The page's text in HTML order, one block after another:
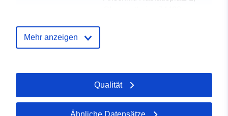
Verzeichnis der
Zu data.europa.eu hinzugefügt:
21 February 2026
Aktualisiert auf data.europa.eu:
16 May 2026
Mehr anzeigen
Qualität